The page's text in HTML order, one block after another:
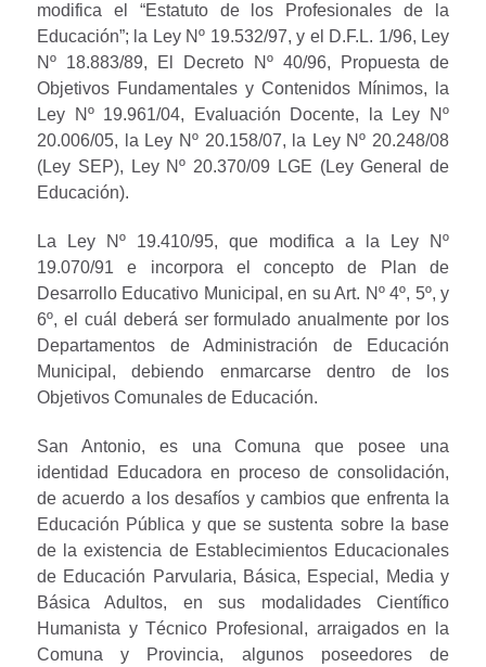
modifica el “Estatuto de los Profesionales de la
Educación”; la Ley Nº 19.532/97, y el D.F.L. 1/96, Ley
Nº 18.883/89, El Decreto Nº 40/96, Propuesta de
Objetivos Fundamentales y Contenidos Mínimos, la
Ley Nº 19.961/04, Evaluación Docente, la Ley Nº
20.006/05, la Ley Nº 20.158/07, la Ley Nº 20.248/08
(Ley SEP), Ley Nº 20.370/09 LGE (Ley General de
Educación).
La Ley Nº 19.410/95, que modifica a la Ley Nº
19.070/91 e incorpora el concepto de Plan de
Desarrollo Educativo Municipal, en su Art. Nº 4º, 5º, y
6º, el cuál deberá ser formulado anualmente por los
Departamentos de Administración de Educación
Municipal, debiendo enmarcarse dentro de los
Objetivos Comunales de Educación.
San Antonio, es una Comuna que posee una
identidad Educadora en proceso de consolidación,
de acuerdo a los desafíos y cambios que enfrenta la
Educación Pública y que se sustenta sobre la base
de la existencia de Establecimientos Educacionales
de Educación Parvularia, Básica, Especial, Media y
Básica Adultos, en sus modalidades Científico
Humanista y Técnico Profesional, arraigados en la
Comuna y Provincia, algunos poseedores de